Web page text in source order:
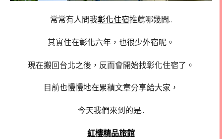
常常有人問我彰化住宿推薦哪幾間..
其實住在彰化六年，也很少外宿呢。
現在搬回台北之後，反而會開始找彰化住宿了。
目前也慢慢地在累積文章分享給大家，
今天我們來到的是..
紅樓精品旅館